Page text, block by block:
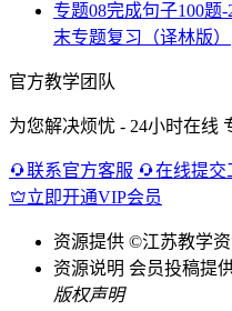
专题08完成句子100题
末专题复习（译林版）
官方教学团队
为您解决烦忧 - 24小时在线
联系官方客服
在线提交
立即开通VIP会员
资源提供 ©江苏教学资
资源说明 会员投稿提
版权声明